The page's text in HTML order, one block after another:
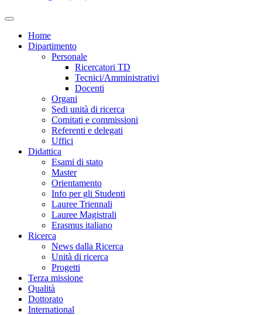
Home
Dipartimento
Personale
Ricercatori TD
Tecnici/Amministrativi
Docenti
Organi
Sedi unità di ricerca
Comitati e commissioni
Referenti e delegati
Uffici
Didattica
Esami di stato
Master
Orientamento
Info per gli Studenti
Lauree Triennali
Lauree Magistrali
Erasmus italiano
Ricerca
News dalla Ricerca
Unità di ricerca
Progetti
Terza missione
Qualità
Dottorato
International